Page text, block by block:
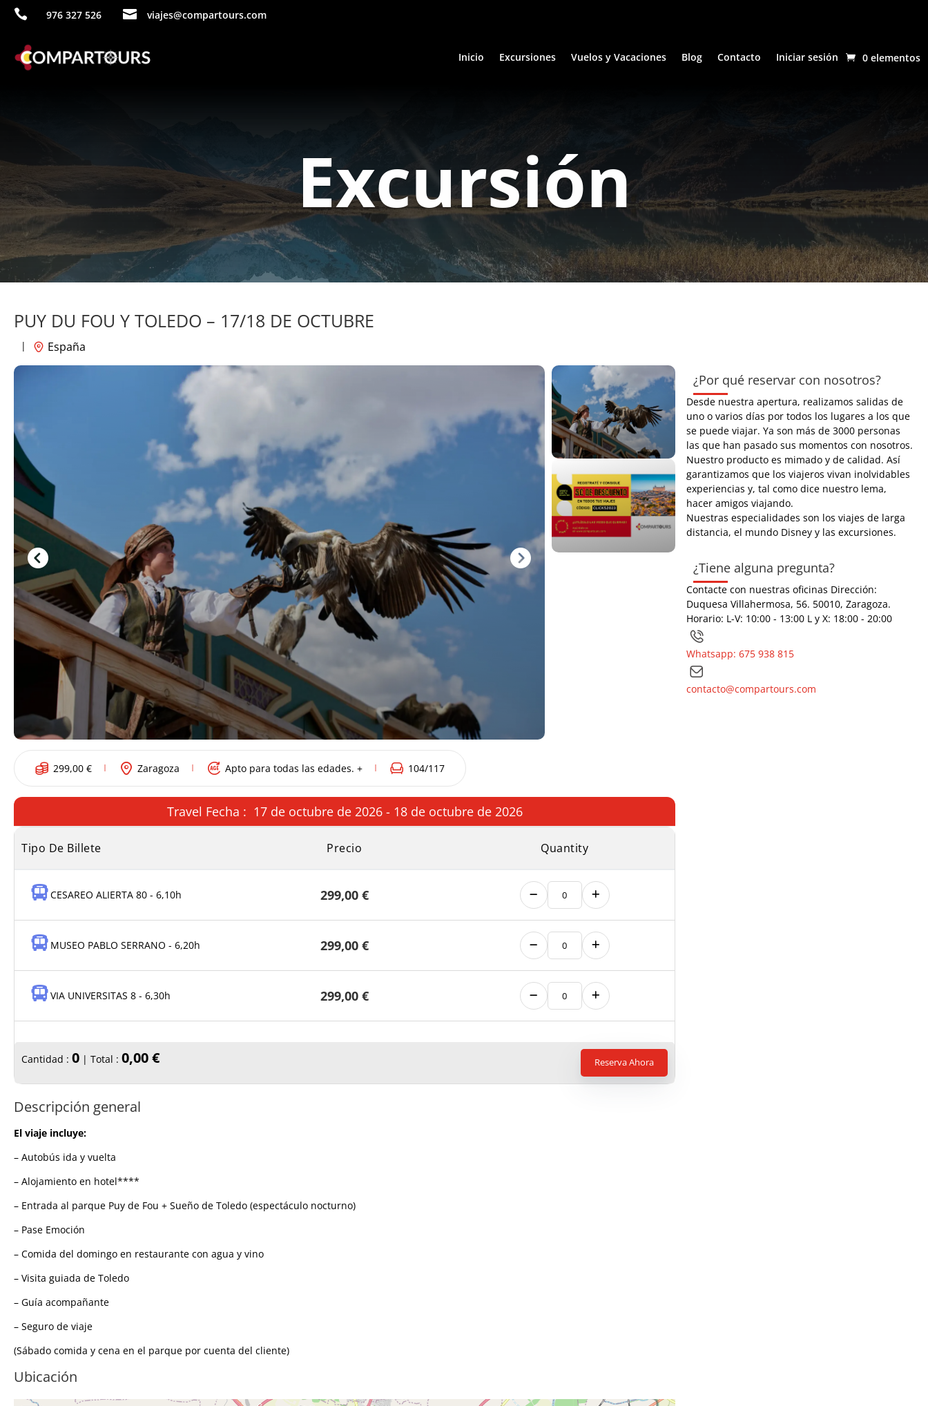
 976 327 526  viajes@compartours.com
Inicio Excursiones Vuelos y Vacaciones Blog Contacto Iniciar sesión 0 elementos
Excursión
PUY DU FOU Y TOLEDO – 17/18 DE OCTUBRE
| España
299,00 € Zaragoza Apto para todas las edades. + 104/117
Travel Fecha : 17 de octubre de 2026 - 18 de octubre de 2026
Tipo De Billete Precio Quantity
CESAREO ALIERTA 80 - 6,10h 299,00 €
MUSEO PABLO SERRANO - 6,20h 299,00 €
VIA UNIVERSITAS 8 - 6,30h 299,00 €
Cantidad : 0 | Total : 0,00 € Reserva Ahora
Descripción general
El viaje incluye:
– Autobús ida y vuelta
– Alojamiento en hotel****
– Entrada al parque Puy de Fou + Sueño de Toledo (espectáculo nocturno)
– Pase Emoción
– Comida del domingo en restaurante con agua y vino
– Visita guiada de Toledo
– Guía acompañante
– Seguro de viaje
(Sábado comida y cena en el parque por cuenta del cliente)
Ubicación
¿Por qué reservar con nosotros?
Desde nuestra apertura, realizamos salidas de
uno o varios días por todos los lugares a los que
se puede viajar. Ya son más de 3000 personas
las que han pasado sus momentos con nosotros.
Nuestro producto es mimado y de calidad. Así
garantizamos que los viajeros vivan inolvidables
experiencias y, tal como dice nuestro lema,
hacer amigos viajando.
Nuestras especialidades son los viajes de larga
distancia, el mundo Disney y las excursiones.
¿Tiene alguna pregunta?
Contacte con nuestras oficinas Dirección:
Duquesa Villahermosa, 56. 50010, Zaragoza.
Horario: L-V: 10:00 - 13:00 L y X: 18:00 - 20:00
Whatsapp: 675 938 815
contacto@compartours.com